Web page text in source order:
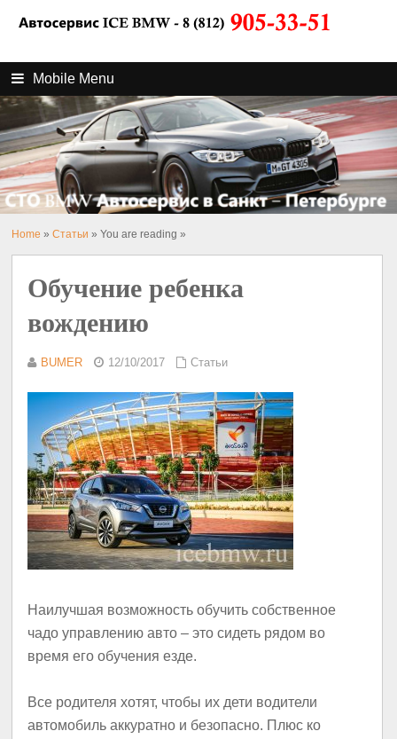
Mobile Menu
Home »Статьи » You are reading »
Обучение ребенка
вождению
BUMER 12/10/2017 Статьи
Наилучшая возможность обучить собственное
чадо управлению авто – это сидеть рядом во
время его обучения езде.
Все родителя хотят, чтобы их дети водители
автомобиль аккуратно и безопасно. Плюс ко